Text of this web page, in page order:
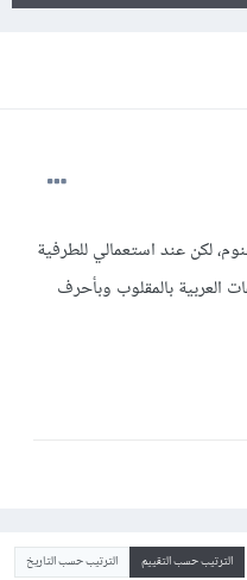
لكن عند استعمالي للطرفية
العربية بالمقلوب وبأحرف
الترتيب حسب التقييم الترتيب حسب التاريخ